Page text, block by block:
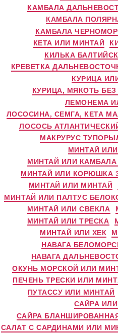
КАМБАЛА
КАМБАЛА
КАМБАЛА
КЕТА ИЛИ МИНТАЙ
КИЛЬКА
КРЕВЕТКА
КУРИЦА
КУРИЦА, МЯКОТЬ
ЛЕМОНЕМА
ЛОСОСИНА, СЕМГА, КЕТА
ЛОСОСЬ
МАКРУРУС
МИНТАЙ
МИНТАЙ ИЛИ
МИНТАЙ ИЛИ КОРЮШКА
МИНТАЙ ИЛИ МИНТАЙ
МИНТАЙ ИЛИ ПАЛТУС
МИНТАЙ ИЛИ СВЕКЛА
МИНТАЙ ИЛИ ТРЕСКА
МИНТАЙ ИЛИ ХЕК
НАВАГА
НАВАГА
ОКУНЬ МОРСКОЙ ИЛИ
ПЕЧЕНЬ ТРЕСКИ ИЛИ
ПУТАССУ ИЛИ МИНТАЙ
САЙРА
САЙРА
САЛАТ С САРДИНАМИ ИЛИ